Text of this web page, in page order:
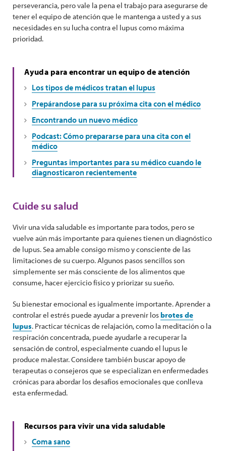
perseverancia, pero vale la pena el trabajo para asegurarse de
tener el equipo de atención que le mantenga a usted y a sus
necesidades en su lucha contra el lupus como máxima
prioridad.
Ayuda para encontrar un equipo de atención
Los tipos de médicos tratan el lupus
Prepárandose para su próxima cita con el médico
Encontrando un nuevo médico
Podcast: Cómo prepararse para una cita con el
médico
Preguntas importantes para su médico cuando le
diagnosticaron recientemente
Cuide su salud
Vivir una vida saludable es importante para todos, pero se
vuelve aún más importante para quienes tienen un diagnóstico
de lupus. Sea amable consigo mismo y consciente de las
limitaciones de su cuerpo. Algunos pasos sencillos son
simplemente ser más consciente de los alimentos que
consume, hacer ejercicio físico y priorizar su sueño.
Su bienestar emocional es igualmente importante. Aprender a
controlar el estrés puede ayudar a prevenir losbrotes de
lupus. Practicar técnicas de relajación, como la meditación o la
respiración concentrada, puede ayudarle a recuperar la
sensación de control, especialmente cuando el lupus le
produce malestar. Considere también buscar apoyo de
terapeutas o consejeros que se especializan en enfermedades
crónicas para abordar los desafíos emocionales que conlleva
esta enfermedad.
Recursos para vivir una vida saludable
Coma sano